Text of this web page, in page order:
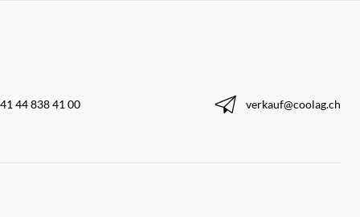
44 838 41 00 verkauf@coolag.ch